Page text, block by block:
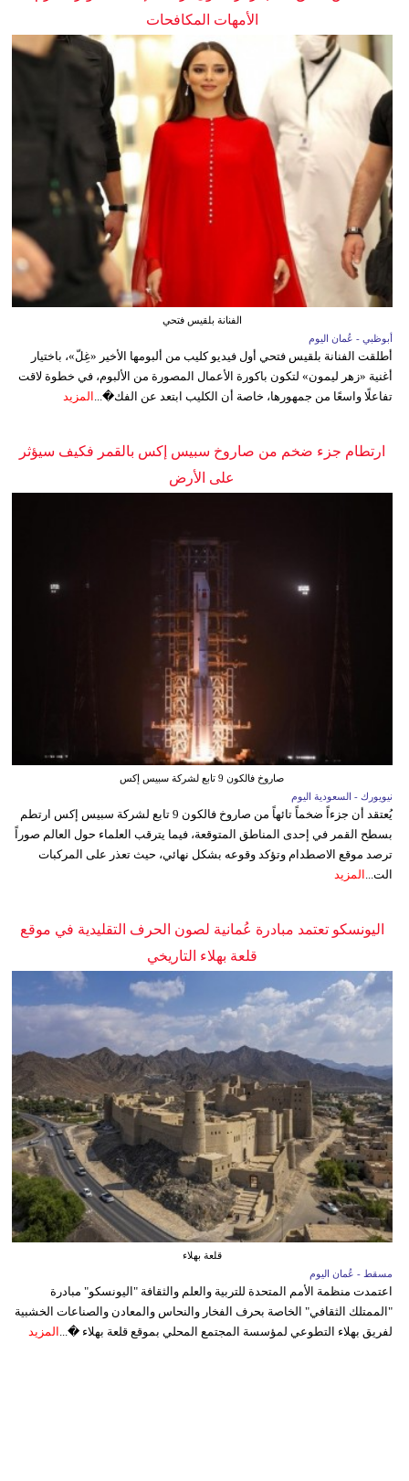
الأمهات المكافحات
الفنانة بلقيس فتحي
أبوظبي - عُمان اليوم
أطلقت الفنانة بلقيس فتحي أول فيديو كليب من ألبومها الأخير «غِلّ»، باختيار
أغنية «زهر ليمون» لتكون باكورة الأعمال المصورة من الألبوم، في خطوة لاقت
تفاعلًا واسعًا من جمهورها، خاصة أن الكليب ابتعد عن الفك�...
المزيد
ارتطام جزء ضخم من صاروخ سبيس إكس بالقمر فكيف سيؤثر
على الأرض
صاروخ فالكون 9 تابع لشركة سبيس إكس
نيويورك - السعودية اليوم
يُعتقد أن جزءاً ضخماً تائهاً من صاروخ فالكون 9 تابع لشركة سبيس إكس ارتطم
بسطح القمر في إحدى المناطق المتوقعة، فيما يترقب العلماء حول العالم صوراً
ترصد موقع الاصطدام وتؤكد وقوعه بشكل نهائي، حيث تعذر على المركبات
الت... المزيد
اليونسكو تعتمد مبادرة عُمانية لصون الحرف التقليدية في موقع
قلعة بهلاء التاريخي
قلعة بهلاء
مسقط - عُمان اليوم
اعتمدت منظمة الأمم المتحدة للتربية والعلم والثقافة "اليونسكو" مبادرة
"الممتلك الثقافي" الخاصة بحرف الفخار والنحاس والمعادن والصناعات الخشبية
لفريق بهلاء التطوعي لمؤسسة المجتمع المحلي بموقع قلعة بهلاء �... المزيد